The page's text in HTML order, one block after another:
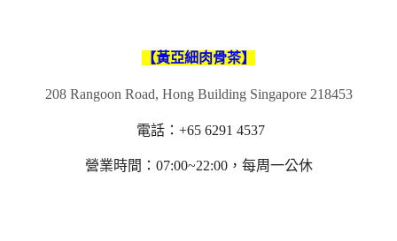
【黃亞細肉骨茶】
208 Rangoon Road, Hong Building Singapore 218453
電話：+65 6291 4537
營業時間：07:00~22:00，每周一公休